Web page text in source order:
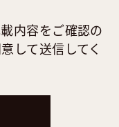
内容をご確認の
して送信してく